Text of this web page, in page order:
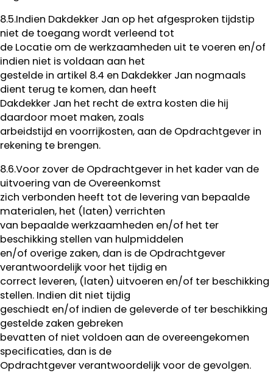
8.5.Indien Dakdekker Jan op het afgesproken tijdstip
niet de toegang wordt verleend tot
de Locatie om de werkzaamheden uit te voeren en/of
indien niet is voldaan aan het
gestelde in artikel 8.4 en Dakdekker Jan nogmaals
dient terug te komen, dan heeft
Dakdekker Jan het recht de extra kosten die hij
daardoor moet maken, zoals
arbeidstijd en voorrijkosten, aan de Opdrachtgever in
rekening te brengen.
8.6.Voor zover de Opdrachtgever in het kader van de
uitvoering van de Overeenkomst
zich verbonden heeft tot de levering van bepaalde
materialen, het (laten) verrichten
van bepaalde werkzaamheden en/of het ter
beschikking stellen van hulpmiddelen
en/of overige zaken, dan is de Opdrachtgever
verantwoordelijk voor het tijdig en
correct leveren, (laten) uitvoeren en/of ter beschikking
stellen. Indien dit niet tijdig
geschiedt en/of indien de geleverde of ter beschikking
gestelde zaken gebreken
bevatten of niet voldoen aan de overeengekomen
specificaties, dan is de
Opdrachtgever verantwoordelijk voor de gevolgen.